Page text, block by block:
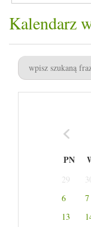
Kalendarz
PN
29
6
7
13